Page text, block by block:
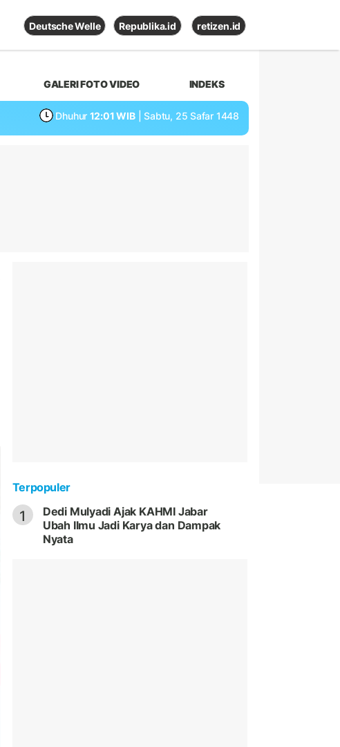
Deutsche Welle Republika.id retizen.id
GALERI FOTO VIDEO INDEKS
Dhuhur 12:01 WIB | Sabtu, 25 Safar 1448
Terpopuler
1
Dedi Mulyadi Ajak KAHMI Jabar
Ubah Ilmu Jadi Karya dan Dampak
Nyata